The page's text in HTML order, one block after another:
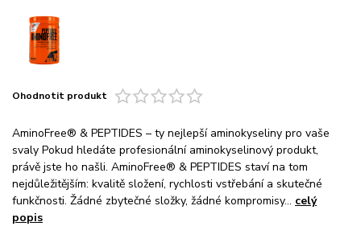
Ohodnotit produkt
AminoFree® & PEPTIDES – ty nejlepší aminokyseliny pro vaše
svaly Pokud hledáte profesionální aminokyselinový produkt,
právě jste ho našli. AminoFree® & PEPTIDES staví na tom
nejdůležitějším: kvalitě složení, rychlosti vstřebání a skutečné
funkčnosti. Žádné zbytečné složky, žádné kompromisy... celý
popis